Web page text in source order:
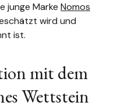
junge Marke Nomos
wird und
ist.
mit dem
Wettstein